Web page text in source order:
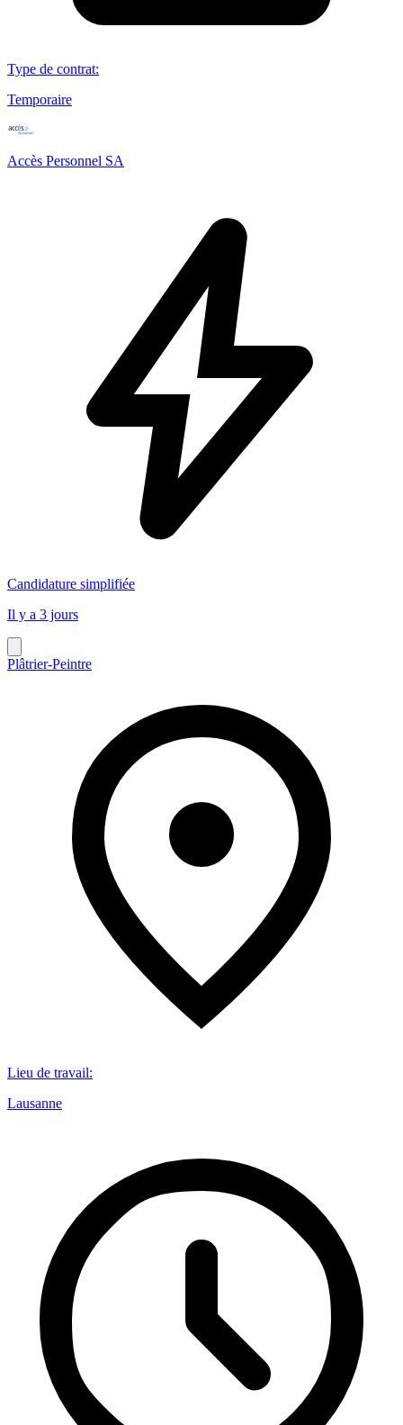
Type de contrat:
Temporaire
Accès Personnel SA
Candidature simplifiée
Il y a 3 jours
Plâtrier-Peintre
Lieu de travail:
Lausanne